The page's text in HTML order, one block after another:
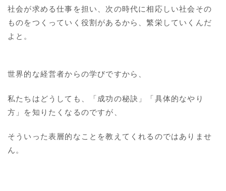
社会が求める仕事を担い、次の時代に相応しい社会その
ものをつくっていく役割があるから、繁栄していくんだ
よと。
世界的な経営者からの学びですから、
私たちはどうしても、「成功の秘訣」「具体的なやり
方」を知りたくなるのですが、
そういった表層的なことを教えてくれるのではありませ
ん。